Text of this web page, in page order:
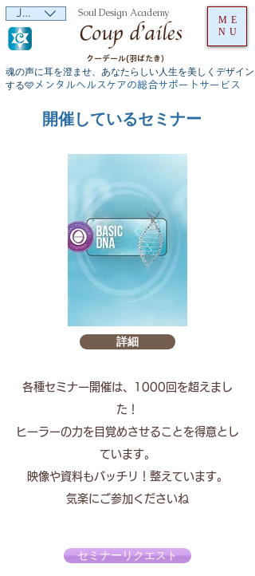
クーデール(羽ばたき）
魂の声に耳を澄ませ、あなたらしい人生を美しくデザイン
する🩵 メンタルヘルスケアの総合サポートサービス
ME
NU
JPY (¥) Soul Design Academy
開催しているセミナー
詳細
各種セミナー開催は、1000回を超えまし
た！
ヒーラーの力を目覚めさせることを得意とし
ています。
映像や資料もバッチリ！整えています。
気楽にご参加くださいね
セミナーリクエスト